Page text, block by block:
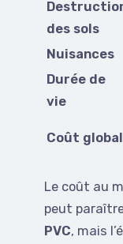
des sols
Nuisances
Durée de
vie
Coût global
Le coût au
peut
PVC, mais